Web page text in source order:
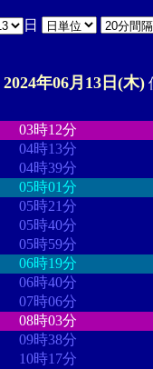
日
2024年06月13日(木)
03時12分
04時13分
04時39分
05時01分
05時21分
05時40分
05時59分
06時19分
06時40分
07時06分
08時03分
09時38分
10時17分